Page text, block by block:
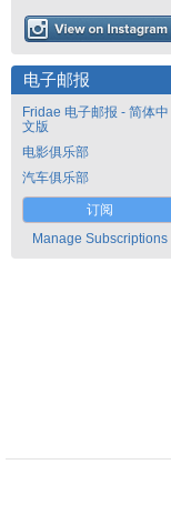
电子邮报
Fridae 电子邮报 - 简体中
文版
电影俱乐部
汽车俱乐部
订阅
Manage Subscriptions